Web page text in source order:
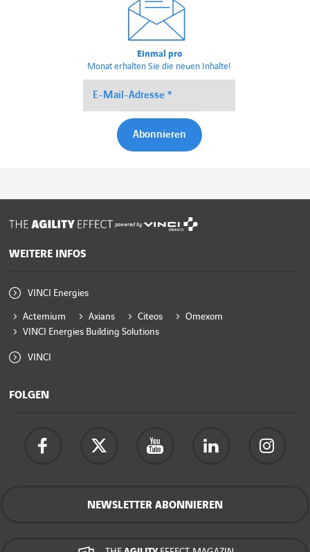
Einmal pro
Monat erhalten Sie die neuen Inhalte!
powered by
WEITERE INFOS
VINCI Energies
Actemium Axians Citeos
Omexom
VINCI Energies Building Solutions
VINCI
FOLGEN
NEWSLETTER ABONNIEREN